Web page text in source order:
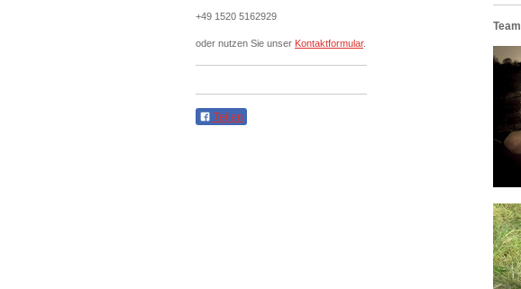
Team
+49 1520 5162929
oder nutzen Sie unser Kontaktformular.
Teilen